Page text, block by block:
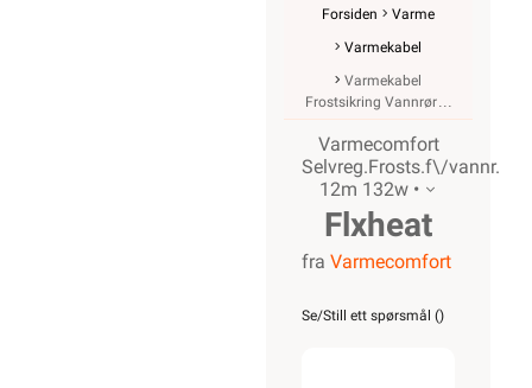
Forsiden
Varme
Varmekabel
Varmekabel
Frostsikring Vannrør
Varmecomfort
Selvreg.Frosts.f\/vannr.
12m 132w •
Flxheat
selvreg.
fra Varmecomfort
Se/Still ett spørsmål ()